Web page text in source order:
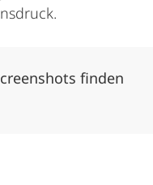
finden